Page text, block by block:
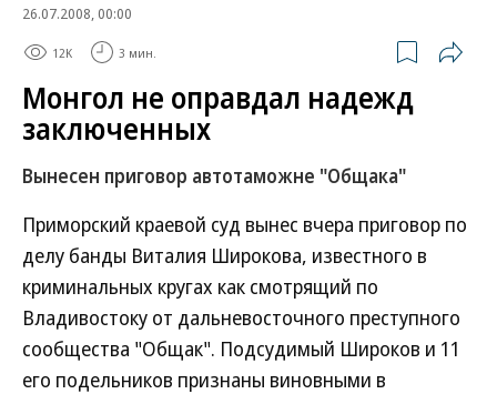
26.07.2008, 00:00
12K 3 мин.
Монгол не оправдал надежд
заключенных
Вынесен приговор автотаможне "Общака"
Приморский краевой суд вынес вчера приговор по
делу банды Виталия Широкова, известного в
криминальных кругах как смотрящий по
Владивостоку от дальневосточного преступного
сообщества "Общак". Подсудимый Широков и 11
его подельников признаны виновными в